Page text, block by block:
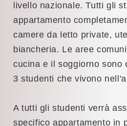
livello nazionale. Tutti gli
appartamento
camere da letto private,
biancheria. Le aree
cucina e il soggiorno sono
3 studenti che vivono
A tutti gli studenti verrà
specifico appartamento in